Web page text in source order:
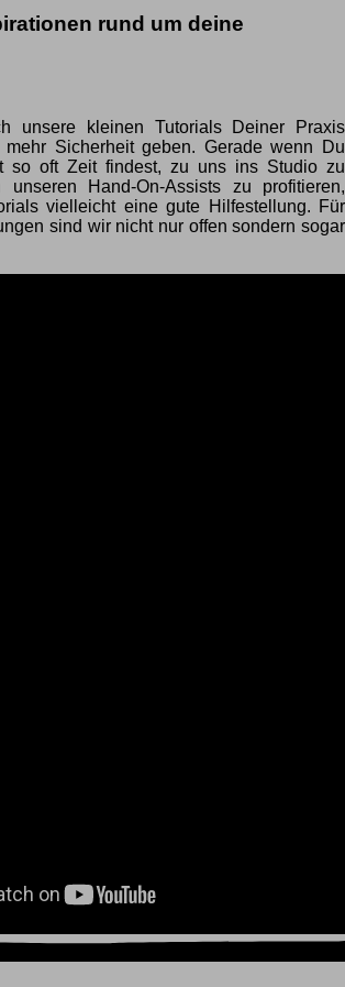
rund um deine
unsere kleinen Tutorials Deiner Praxis
Sicherheit geben. Gerade wenn Du
so oft Zeit findest, zu uns ins Studio zu
Hand-On-Assists zu profitieren,
vielleicht eine gute Hilfestellung. Für
sind wir nicht nur offen sondern sogar